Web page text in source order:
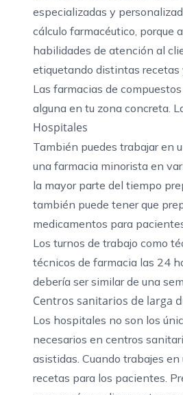
especializadas y
cálculo farmacéutico, porque
habilidades de atención al
etiquetando distintas recetas
Las farmacias de
alguna en tu zona concreta.
Hospitales
También puedes trabajar en
una farmacia minorista en
la mayor parte del tiempo
también puede tener que
medicamentos para
Los turnos de trabajo como
técnicos de farmacia las 24
debería ser similar de una
Centros sanitarios de larga
Los hospitales no son los
necesarios en centros
asistidas. Cuando trabajes
recetas para los pacientes.